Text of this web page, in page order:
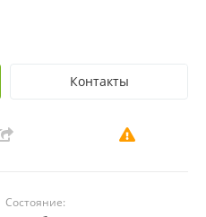
Контакты
Состояние: